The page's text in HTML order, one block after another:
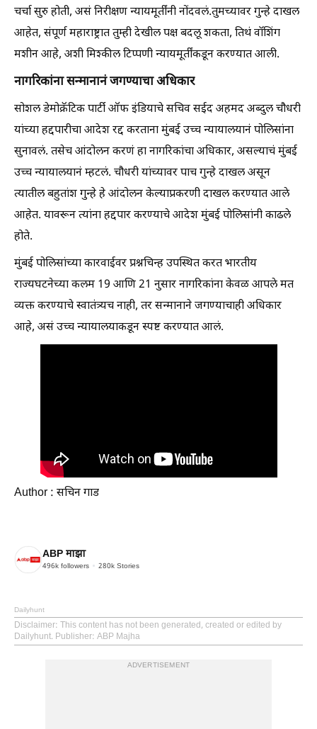
चर्चा सुरु होती, असं निरीक्षण न्यायमूर्तींनी नोंदवलं.तुमच्यावर गुन्हे दाखल
आहेत, संपूर्ण महाराष्ट्रात तुम्ही देखील पक्ष बदलू शकता, तिथं वॉशिंग
मशीन आहे, अशी मिश्कील टिप्पणी न्यायमूर्तींकडून करण्यात आली.
नागरिकांना सन्मानानं जगण्याचा अधिकार
सोशल डेमोक्रॅटिक पार्टी ऑफ इंडियाचे सचिव सईद अहमद अब्दुल चौधरी
यांच्या हद्दपारीचा आदेश रद्द करताना मुंबई उच्च न्यायालयानं पोलिसांना
सुनावलं. तसेच आंदोलन करणं हा नागरिकांचा अधिकार, असल्याचं मुंबई
उच्च न्यायालयानं म्हटलं. चौधरी यांच्यावर पाच गुन्हे दाखल असून
त्यातील बहुतांश गुन्हे हे आंदोलन केल्याप्रकरणी दाखल करण्यात आले
आहेत. यावरून त्यांना हद्दपार करण्याचे आदेश मुंबई पोलिसांनी काढले
होते.
मुंबई पोलिसांच्या कारवाईवर प्रश्नचिन्ह उपस्थित करत भारतीय
राज्यघटनेच्या कलम 19 आणि 21 नुसार नागरिकांना केवळ आपले मत
व्यक्त करण्याचे स्वातंत्र्यच नाही, तर सन्मानाने जगण्याचाही अधिकार
आहे, असं उच्च न्यायालयाकडून स्पष्ट करण्यात आलं.
Author : सचिन गाड
ABP माझा
496k followers 280k Stories
Dailyhunt
Disclaimer: This content has not been generated, created or edited by
Dailyhunt. Publisher: ABP Majha
ADVERTISEMENT